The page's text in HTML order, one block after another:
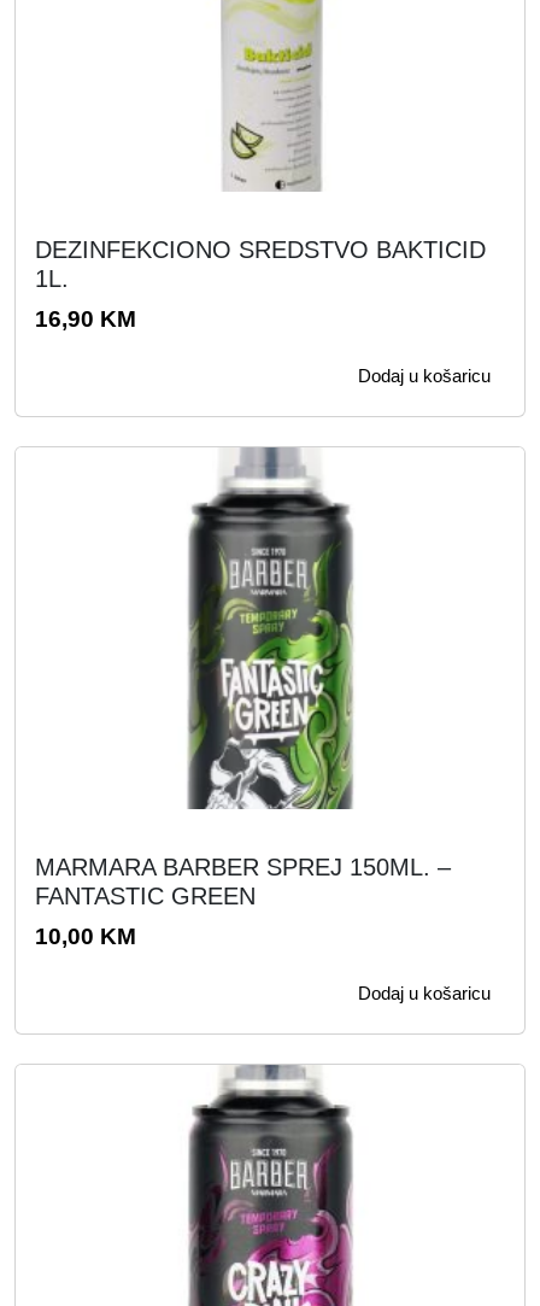
DEZINFEKCIONO SREDSTVO BAKTICID
1L.
16,90 KM
Dodaj u košaricu
MARMARA BARBER SPREJ 150ML. –
FANTASTIC GREEN
10,00 KM
Dodaj u košaricu